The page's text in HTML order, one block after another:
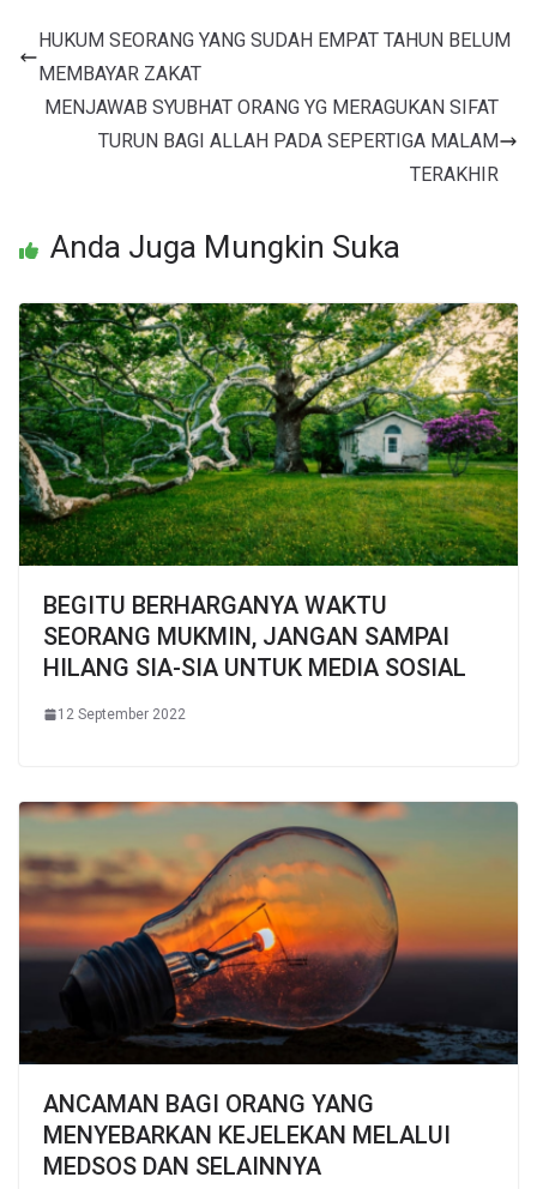
HUKUM SEORANG YANG SUDAH EMPAT TAHUN BELUM
MEMBAYAR ZAKAT
MENJAWAB SYUBHAT ORANG YG MERAGUKAN SIFAT
TURUN BAGI ALLAH PADA SEPERTIGA MALAM
TERAKHIR
Anda Juga Mungkin Suka
BEGITU BERHARGANYA WAKTU
SEORANG MUKMIN, JANGAN SAMPAI
HILANG SIA-SIA UNTUK MEDIA SOSIAL
12 September 2022
ANCAMAN BAGI ORANG YANG
MENYEBARKAN KEJELEKAN MELALUI
MEDSOS DAN SELAINNYA